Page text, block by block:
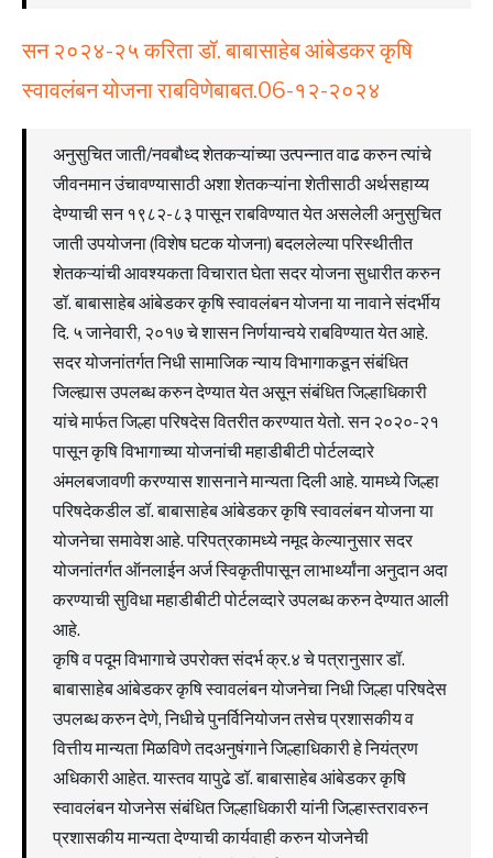
सन २०२४-२५ करिता डॉ. बाबासाहेब आंबेडकर कृषि
स्वावलंबन योजना राबविणेबाबत.06-१२-२०२४
अनुसुचित जाती/नवबौध्द शेतकऱ्यांच्या उत्पन्नात वाढ करुन त्यांचे
जीवनमान उंचावण्यासाठी अशा शेतकऱ्यांना शेतीसाठी अर्थसहाय्य
देण्याची सन १९८२-८३ पासून राबविण्यात येत असलेली अनुसुचित
जाती उपयोजना (विशेष घटक योजना) बदललेल्या परिस्थीतीत
शेतकऱ्यांची आवश्यकता विचारात घेता सदर योजना सुधारीत करुन
डॉ. बाबासाहेब आंबेडकर कृषि स्वावलंबन योजना या नावाने संदर्भीय
दि. ५ जानेवारी, २०१७ चे शासन निर्णयान्वये राबविण्यात येत आहे.
सदर योजनांतर्गत निधी सामाजिक न्याय विभागाकडून संबंधित
जिल्ह्यास उपलब्ध करुन देण्यात येत असून संबंधित जिल्हाधिकारी
यांचे मार्फत जिल्हा परिषदेस वितरीत करण्यात येतो. सन २०२०-२१
पासून कृषि विभागाच्या योजनांची महाडीबीटी पोर्टलव्दारे
अंमलबजावणी करण्यास शासनाने मान्यता दिली आहे. यामध्ये जिल्हा
परिषदेकडील डॉ. बाबासाहेब आंबेडकर कृषि स्वावलंबन योजना या
योजनेचा समावेश आहे. परिपत्रकामध्ये नमूद केल्यानुसार सदर
योजनांतर्गत ऑनलाईन अर्ज स्विकृतीपासून लाभार्थ्यांना अनुदान अदा
करण्याची सुविधा महाडीबीटी पोर्टलव्दारे उपलब्ध करुन देण्यात आली
आहे.
कृषि व पदूम विभागाचे उपरोक्त संदर्भ क्र.४ चे पत्रानुसार डॉ.
बाबासाहेब आंबेडकर कृषि स्वावलंबन योजनेचा निधी जिल्हा परिषदेस
उपलब्ध करुन देणे, निधीचे पुनर्विनियोजन तसेच प्रशासकीय व
वित्तीय मान्यता मिळविणे तदअनुषंगाने जिल्हाधिकारी हे नियंत्रण
अधिकारी आहेत. यास्तव यापुढे डॉ. बाबासाहेब आंबेडकर कृषि
स्वावलंबन योजनेस संबंधित जिल्हाधिकारी यांनी जिल्हास्तरावरुन
प्रशासकीय मान्यता देण्याची कार्यवाही करुन योजनेची